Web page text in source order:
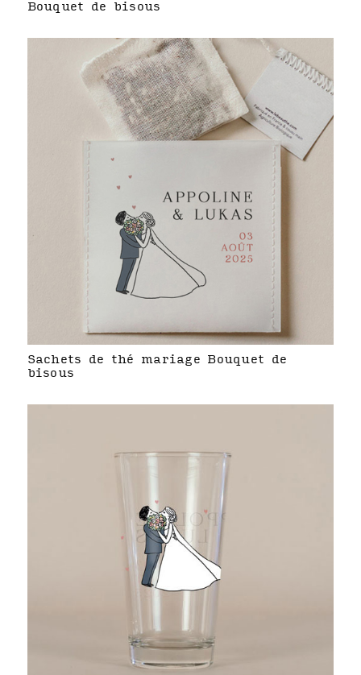
Bouquet de bisous
Sachets de thé mariage Bouquet de
bisous